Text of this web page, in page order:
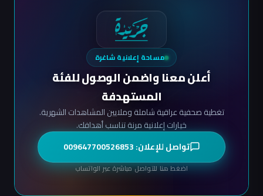
مساحة إعلانية شاغرة
أعلن معنا واضمن الوصول للفئة
المستهدفة
تغطية صحفية عراقية شاملة وملايين المشاهدات الشهرية.
خيارات إعلانية مرنة تناسب أهدافك.
تواصل للإعلان: 009647700526853
اضغط هنا للتواصل مباشرة عبر الواتساب